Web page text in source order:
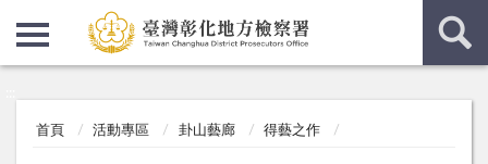
首頁 活動專區 卦山藝廊 得藝之作